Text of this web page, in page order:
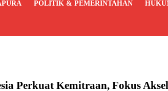
POLITIK & PEMERINTAHAN
Perkuat Kemitraan, Fokus